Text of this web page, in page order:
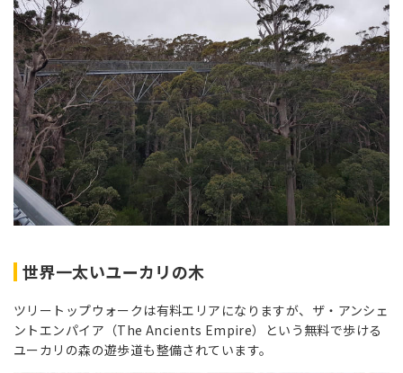
世界一太いユーカリの木
ツリートップウォークは有料エリアになりますが、ザ・アンシェ
ントエンパイア（The Ancients Empire）という無料で歩ける
ユーカリの森の遊歩道も整備されています。